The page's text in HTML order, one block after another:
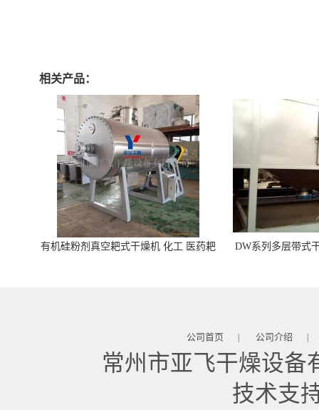
相关产品：
有机硅粉剂真空耙式干燥机 化工 医药耙
DW系列多层带式
公司首页 | 公司介绍 |
常州市亚飞干燥设备
技术支